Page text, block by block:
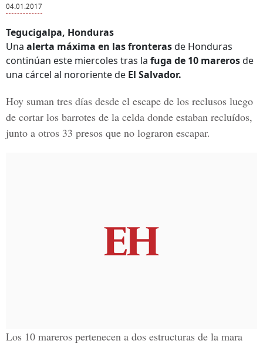
04.01.2017
Tegucigalpa, Honduras
Una alerta máxima en las fronterasde Honduras
continúan este miercoles tras la fuga de 10 marerosde
una cárcel al nororiente de El Salvador.
Hoy suman tres días desde el escape de los reclusos luego
de cortar los barrotes de la celda donde estaban recluídos,
junto a otros 33 presos que no lograron escapar.
Los 10 mareros pertenecen a dos estructuras de la mara